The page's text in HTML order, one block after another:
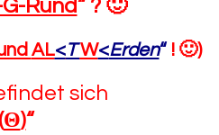
Rund“ ? 🙂
AL<TW<Erden“ ! 🙂)
sich
Θ)“